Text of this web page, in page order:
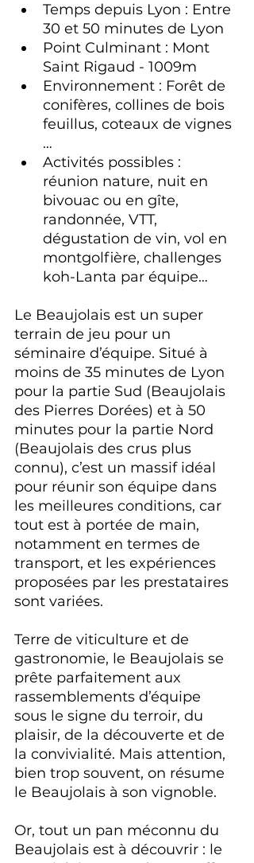
Temps depuis Lyon : Entre
30 et 50 minutes de Lyon
Point Culminant : Mont
Saint Rigaud - 1009m
Environnement : Forêt de
conifères, collines de bois
feuillus, coteaux de vignes
…
Activités possibles :
réunion nature, nuit en
bivouac ou en gîte,
randonnée, VTT,
dégustation de vin, vol en
montgolfière, challenges
koh-Lanta par équipe…
Le Beaujolais est un super
terrain de jeu pour un
séminaire d’équipe. Situé à
moins de 35 minutes de Lyon
pour la partie Sud (Beaujolais
des Pierres Dorées) et à 50
minutes pour la partie Nord
(Beaujolais des crus plus
connu), c’est un massif idéal
pour réunir son équipe dans
les meilleures conditions, car
tout est à portée de main,
notamment en termes de
transport, et les expériences
proposées par les prestataires
sont variées.
Terre de viticulture et de
gastronomie, le Beaujolais se
prête parfaitement aux
rassemblements d’équipe
sous le signe du terroir, du
plaisir, de la découverte et de
la convivialité. Mais attention,
bien trop souvent, on résume
le Beaujolais à son vignoble.
Or, tout un pan méconnu du
Beaujolais est à découvrir : le